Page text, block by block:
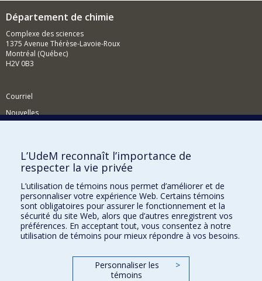
Département de chimie
Complexe des sciences
1375 Avenue Thérèse-Lavoie-Roux
Montréal (Québec)
H2V 0B3
Courriel
Nouvelles
Comment soutenir le Département?
BESOIN D'AIDE?
Plan du site
Signaler une erreur
Accessibilité
FACULTÉ DES ARTS ET DES SCIENCES
Nos départements et écoles
L’UdeM reconnaît l’importance de
respecter la vie privée
L’utilisation de témoins nous permet d’améliorer et de
personnaliser votre expérience Web. Certains témoins
sont obligatoires pour assurer le fonctionnement et la
sécurité du site Web, alors que d’autres enregistrent vos
préférences. En acceptant tout, vous consentez à notre
utilisation de témoins pour mieux répondre à vos besoins.
Personnaliser les
témoins
>